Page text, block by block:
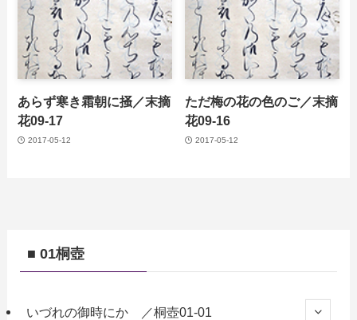
あらず寒き霜朝に掻／末摘
花09-17
2017-05-12
ただ梅の花の色のご／末摘
花09-16
2017-05-12
■ 01桐壺
いづれの御時にか ／桐壺01-01